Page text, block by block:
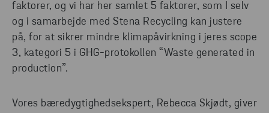
faktorer, og vi har her samlet 5 faktorer, som I selv
og i samarbejde med Stena Recycling kan justere
på, for at sikrer mindre klimapåvirkning i jeres scope
3, kategori 5 i GHG-protokollen “Waste generated in
production”.
Vores bæredygtighedsekspert, Rebecca Skjødt, giver